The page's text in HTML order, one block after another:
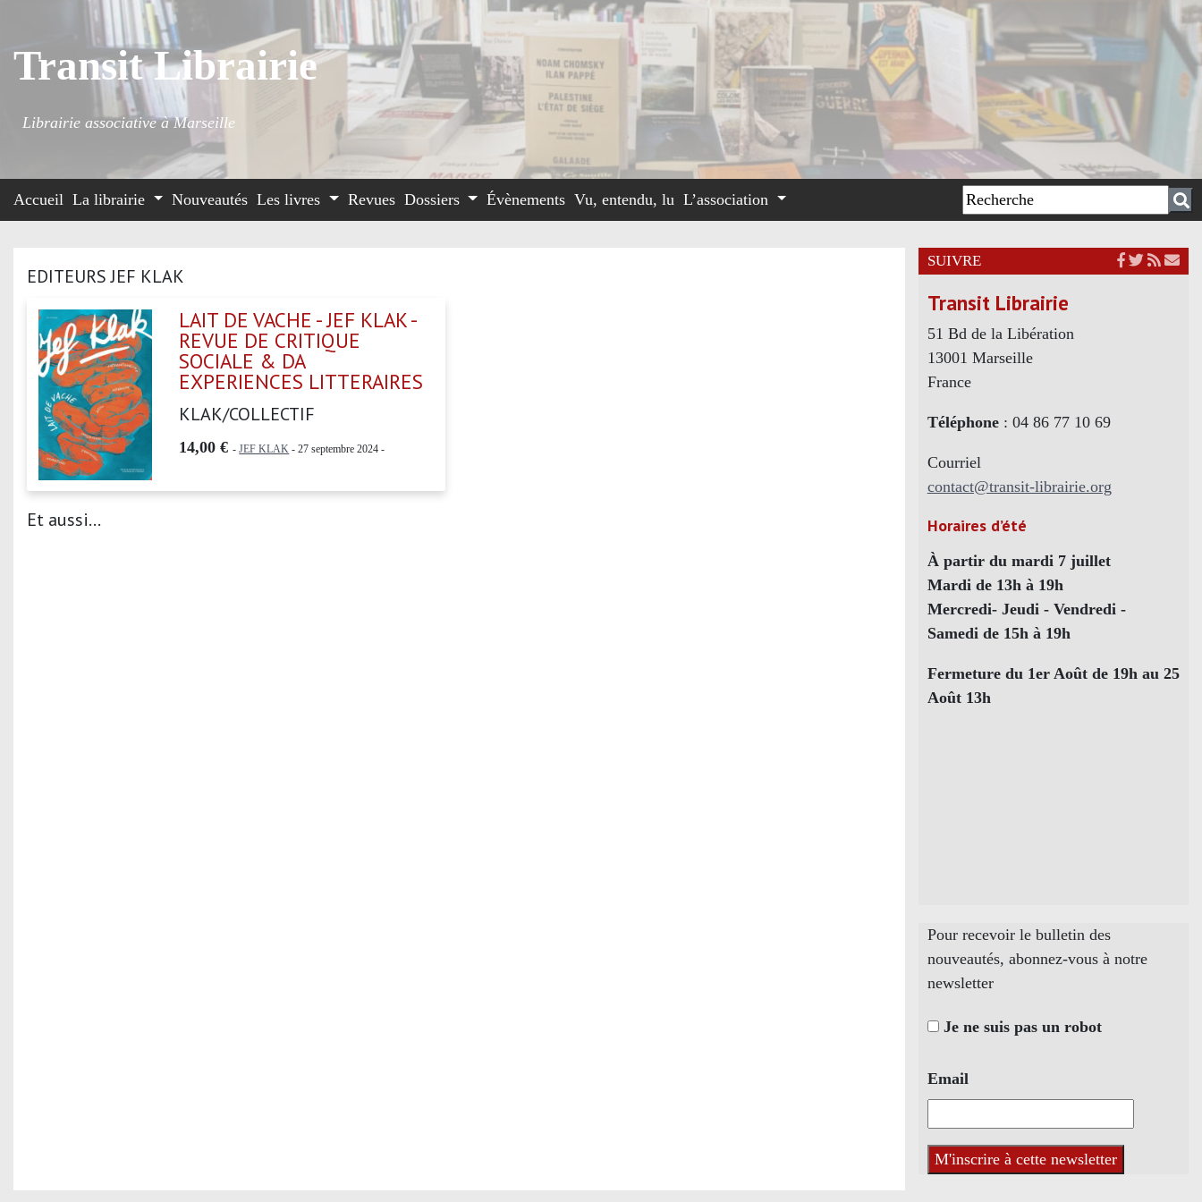
Transit Librairie
Librairie associative à Marseille
Accueil La librairie Nouveautés Les livres Revues Dossiers Évènements Vu, entendu, lu L’association
EDITEURS JEF KLAK
LAIT DE VACHE - JEF KLAK -
REVUE DE CRITIQUE
SOCIALE & DA
EXPERIENCES LITTERAIRES
KLAK/COLLECTIF
14,00 € -JEF KLAK - 27 septembre 2024 -
Et aussi...
SUIVRE
Transit Librairie
51 Bd de la Libération
13001 Marseille
France
Téléphone: 04 86 77 10 69
Courriel
contact@transit-librairie.org
Horaires d’été
À partir du mardi 7 juillet
Mardi de 13h à 19h
Mercredi- Jeudi - Vendredi -
Samedi de 15h à 19h
Fermeture du 1er Août de 19h au 25
Août 13h
Pour recevoir le bulletin des
nouveautés, abonnez-vous à notre
newsletter
Je ne suis pas un robot
Email